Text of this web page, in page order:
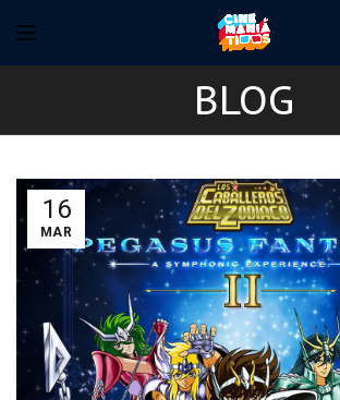
BLOG
16
MAR